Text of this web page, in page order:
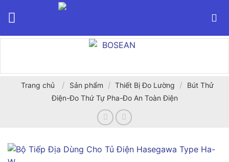
Trang chủ / Sản phẩm / Thiết Bị Đo Lường /
Bút Thử
Điện-Đo Thứ Tự Pha-Đo An Toàn Điện